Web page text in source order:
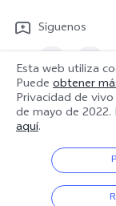
Síguenos
España |
© 2026 vivo Mobile
reservados.
Esta web utiliza
Puede obtener
Privacidad de
de mayo de 2022.
aquí.